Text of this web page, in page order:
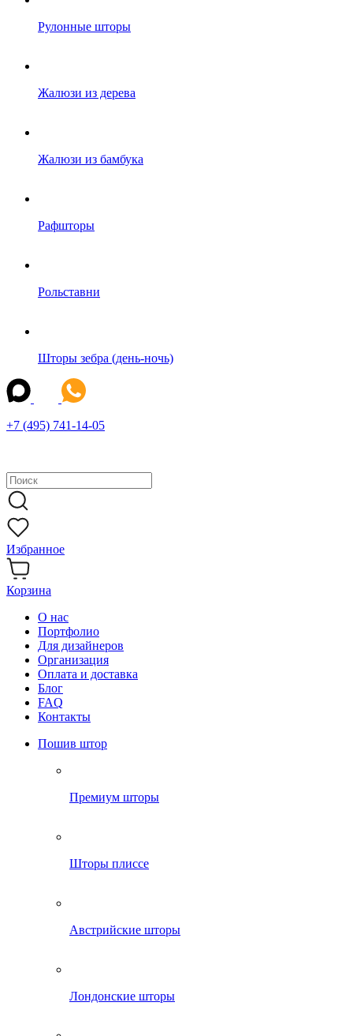
Рулонные шторы
Жалюзи из дерева
Жалюзи из бамбука
Рафшторы
Рольставни
Шторы зебра (день-ночь)
+7 (495) 741-14-05
Избранное
Корзина
О нас
Портфолио
Для дизайнеров
Организация
Оплата и доставка
Блог
FAQ
Контакты
Пошив штор
Премиум шторы
Шторы плиссе
Австрийские шторы
Лондонские шторы